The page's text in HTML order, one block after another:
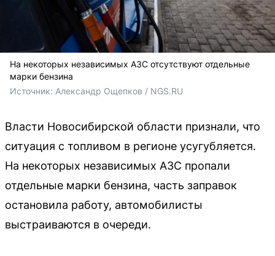
На некоторых независимых АЗС отсутствуют отдельные
марки бензина
Источник: Александр Ощепков / NGS.RU
Власти Новосибирской области признали, что
ситуация с топливом в регионе усугубляется.
На некоторых независимых АЗС пропали
отдельные марки бензина, часть заправок
остановила работу, автомобилисты
выстраиваются в очереди.